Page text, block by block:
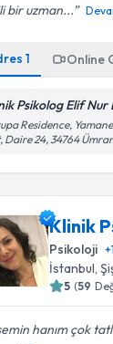
bir uzman...
1 Online
Psikolog Elif Nur
Residence,
Daire 24, 34764
Klinik
Psikoloji +
İstanbul ,
5 (59
hanım çok